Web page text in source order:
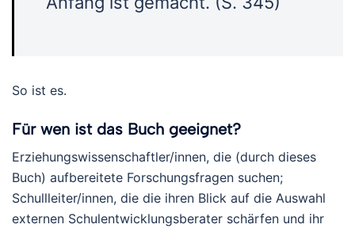
So ist es.
Für wen ist das Buch geeignet?
Erziehungswissenschaftler/innen, die (durch dieses
Buch) aufbereitete Forschungsfragen suchen;
Schullleiter/innen, die die ihren Blick auf die Auswahl
externen Schulentwicklungsberater schärfen und ihr